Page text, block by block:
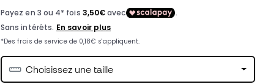
Choisissez une taille